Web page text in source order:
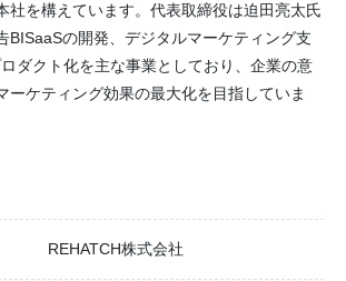
社を構えています。代表取締役は迫田亮太氏
BISaaSの開発、デジタルマーケティング支
ダクト化を主な事業としており、企業の意
ーケティング効果の最大化を目指していま
REHATCH株式会社